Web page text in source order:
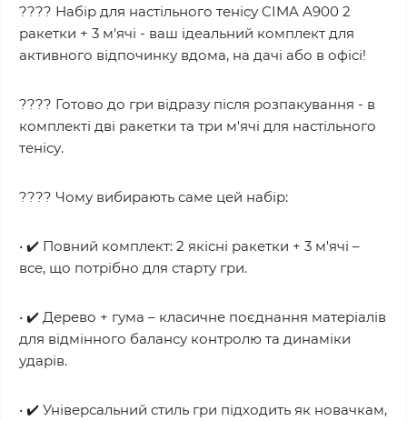
???? Набір для настільного тенісу CIMA A900 2
ракетки + 3 м'ячі - ваш ідеальний комплект для
активного відпочинку вдома, на дачі або в офісі!
???? Готово до гри відразу після розпакування - в
комплекті дві ракетки та три м'ячі для настільного
тенісу.
???? Чому вибирають саме цей набір:
• ✔️ Повний комплект: 2 якісні ракетки + 3 м'ячі –
все, що потрібно для старту гри.
• ✔️ Дерево + гума – класичне поєднання матеріалів
для відмінного балансу контролю та динаміки
ударів.
• ✔️ Універсальний стиль гри підходить як новачкам,